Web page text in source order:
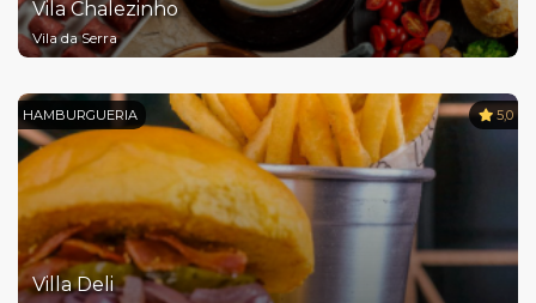
Vila Chalezinho
Vila da Serra
HAMBURGUERIA 5,0
Villa Deli